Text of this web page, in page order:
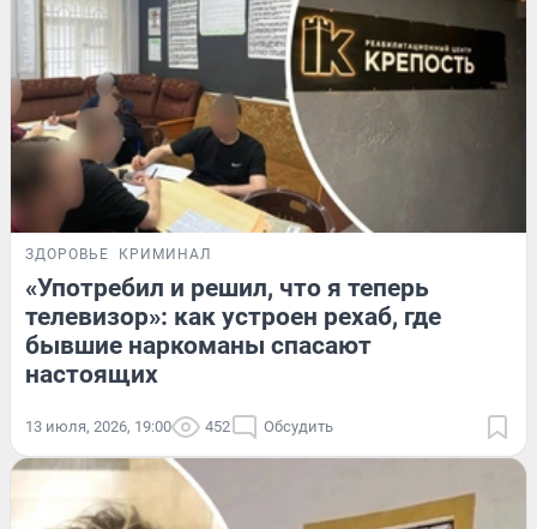
ЗДОРОВЬЕ КРИМИНАЛ
«Употребил и решил, что я теперь
телевизор»: как устроен рехаб, где
бывшие наркоманы спасают
настоящих
13 июля, 2026, 19:00 452 Обсудить